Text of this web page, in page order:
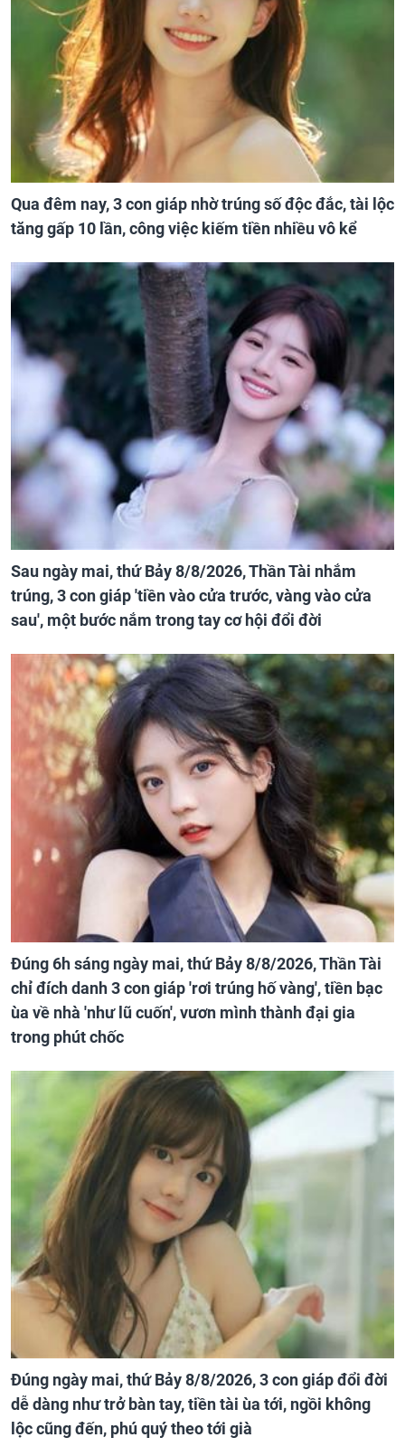
Qua đêm nay, 3 con giáp nhờ trúng số độc đắc, tài lộc
tăng gấp 10 lần, công việc kiếm tiền nhiều vô kể
Sau ngày mai, thứ Bảy 8/8/2026, Thần Tài nhắm
trúng, 3 con giáp 'tiền vào cửa trước, vàng vào cửa
sau', một bước nắm trong tay cơ hội đổi đời
Đúng 6h sáng ngày mai, thứ Bảy 8/8/2026, Thần Tài
chỉ đích danh 3 con giáp 'rơi trúng hố vàng', tiền bạc
ùa về nhà 'như lũ cuốn', vươn mình thành đại gia
trong phút chốc
Đúng ngày mai, thứ Bảy 8/8/2026, 3 con giáp đổi đời
dễ dàng như trở bàn tay, tiền tài ùa tới, ngồi không
lộc cũng đến, phú quý theo tới già